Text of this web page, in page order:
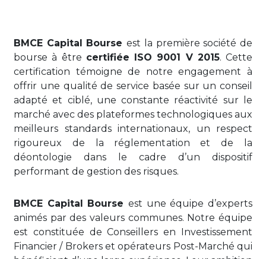
BMCE Capital Bourseest la première société de
bourse à être certifiée ISO 9001 V 2015. Cette
certification témoigne de notre engagement à
offrir une qualité de service basée sur un conseil
adapté et ciblé, une constante réactivité sur le
marché avec des plateformes technologiques aux
meilleurs standards internationaux, un respect
rigoureux de la réglementation et de la
déontologie dans le cadre d’un dispositif
performant de gestion des risques.
BMCE Capital Bourse est une équipe d’experts
animés par des valeurs communes. Notre équipe
est constituée de Conseillers en Investissement
Financier / Brokers et opérateurs Post-Marché qui